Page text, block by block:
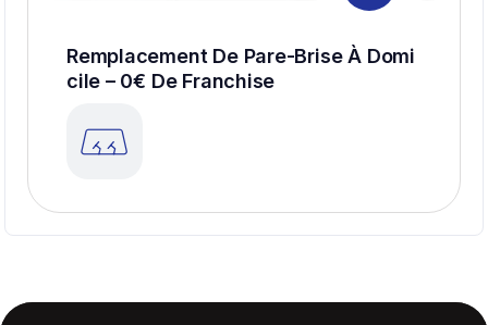
Remplacement De Pare-Brise À Domi
Cile – 0€ De Franchise